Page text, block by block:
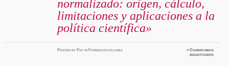
normalizado: origen, cálculo,
limitaciones y aplicaciones a la
política científica»
PostedbyPaz inFormación en línea ≈Comentarios
desactivadosen